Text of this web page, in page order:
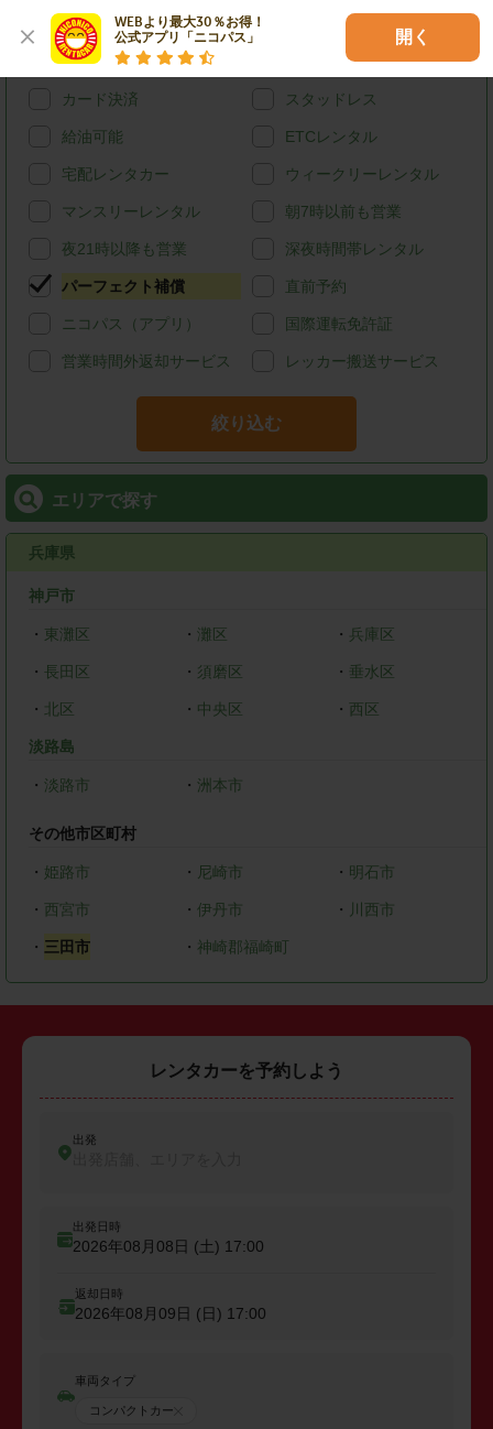
WEBより最大30％お得！
公式アプリ「ニコパス」
開く
特徴で探す
ハイブリッド
カード決済 スタッドレス
給油可能 ETCレンタル
宅配レンタカー ウィークリーレンタル
マンスリーレンタル 朝7時以前も営業
夜21時以降も営業 深夜時間帯レンタル
パーフェクト補償 直前予約
ニコパス（アプリ） 国際運転免許証
営業時間外返却サービス レッカー搬送サービス
絞り込む
エリアで探す
兵庫県
神戸市
・ 東灘区 ・ 灘区 ・ 兵庫区
・ 長田区 ・ 須磨区 ・ 垂水区
・ 北区 ・ 中央区 ・ 西区
淡路島
・ 淡路市 ・ 洲本市
その他市区町村
・ 姫路市 ・ 尼崎市 ・ 明石市
・ 西宮市 ・ 伊丹市 ・ 川西市
・ 三田市 ・ 神崎郡福崎町
レンタカーを予約しよう
出発
出発日時
2026年08月08日 (土) 17:00
返却日時
2026年08月09日 (日) 17:00
車両タイプ
コンパクトカー